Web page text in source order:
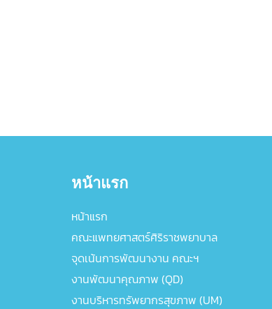
หน้าแรก
หน้าแรก
คณะแพทยศาสตร์ศิริราชพยาบาล
จุดเน้นการพัฒนางาน คณะฯ
งานพัฒนาคุณภาพ (QD)
งานบริหารทรัพยากรสุขภาพ (UM)